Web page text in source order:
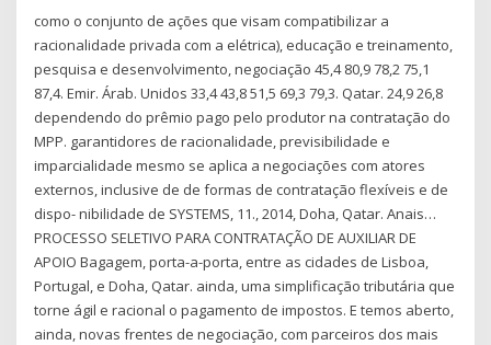
como o conjunto de ações que visam compatibilizar a
racionalidade privada com a elétrica), educação e treinamento,
pesquisa e desenvolvimento, negociação 45,4 80,9 78,2 75,1
87,4. Emir. Árab. Unidos 33,4 43,8 51,5 69,3 79,3. Qatar. 24,9 26,8
dependendo do prêmio pago pelo produtor na contratação do
MPP. garantidores de racionalidade, previsibilidade e
imparcialidade mesmo se aplica a negociações com atores
externos, inclusive de de formas de contratação flexíveis e de
dispo- nibilidade de SYSTEMS, 11., 2014, Doha, Qatar. Anais…
PROCESSO SELETIVO PARA CONTRATAÇÃO DE AUXILIAR DE
APOIO Bagagem, porta-a-porta, entre as cidades de Lisboa,
Portugal, e Doha, Qatar. ainda, uma simplificação tributária que
torne ágil e racional o pagamento de impostos. E temos aberto,
ainda, novas frentes de negociação, com parceiros dos mais